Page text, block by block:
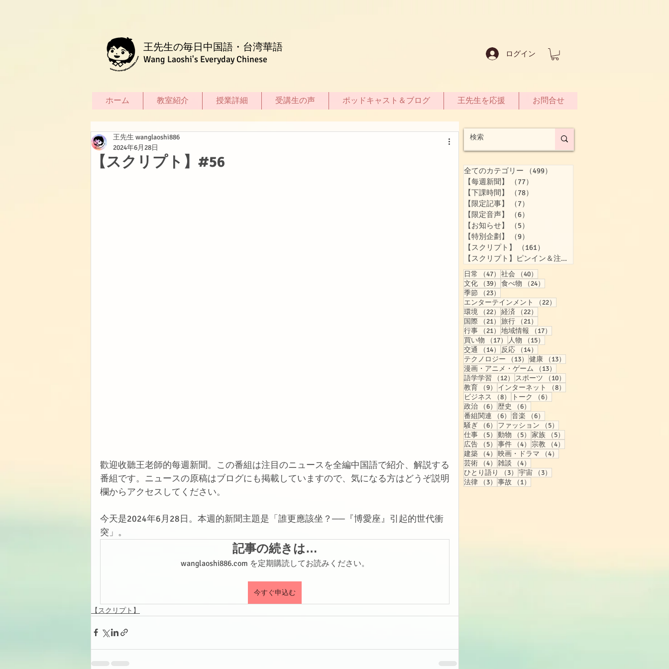
王先生の毎日中国語・台湾華語
Wang Laoshi's Everyday Chinese
ログイン
ホーム 教室紹介 授業詳細 受講生の声 ポッドキャスト＆ブログ 王先生を応援 お問合せ
【スクリプト】#56
王先生 wanglaoshi886
2024年6月28日
歡迎收聽王老師的每週新聞。この番組は注目のニュースを全編中国語で紹介、解説する
番組です。ニュースの原稿はブログにも掲載していますので、気になる方はどうぞ説明
欄からアクセスしてください。
今天是2024年6月28日。本週的新聞主題是「誰更應該坐？──『博愛座』引起的世代衝
突」。
記事の続きは…
wanglaoshi886.com を定期購読してお読みください。
今すぐ申込む
【スクリプト】
全てのカテゴリー （499）
【每週新聞】
（77）
【下課時間】
（78）
【限定記事】
（7）
【限定音声】
（6）
【お知らせ】
（5）
【特別企劃】
（9）
【スクリプト】
（161）
【スクリプト】ピンイン＆注音付き
日常 （47） 47件の記事
社会 （40）
文化
（39） 39件の記事
食べ物 （24）
季節
（23）
エンターテインメント
（22）
環境
（22） 22件の記事
経済 （22）
国際
（21） 21件の記事
旅行 （21）
行事
（21） 21件の記事
地域情報 （17）
買い物
（17） 17件の記事
人物 （15）
交通
（14） 14件の記事
反応 （14）
テクノロジー
（13） 13件の記事
健康 （13）
漫画・アニメ・ゲーム
（13）
語学学習
（12） 12件の記事
スポーツ （10）
教育
（9） 9件の記事
インターネット （8）
ビジネス
（8） 8件の記事
トーク （6）
政治
（6） 6件の記事
歴史 （6）
番組関連
（6） 6件の記事
音楽 （6）
騒ぎ
（6） 6件の記事
ファッション （5）
仕事
（5） 5件の記事
動物 （5） 5件の記事
家族 （5）
広告
（5） 5件の記事
事件 （4） 4件の記事
宗教 （4）
建築
（4） 4件の記事
映画・ドラマ （4）
芸術
（4） 4件の記事
雑談 （4）
ひとり語り
（3） 3件の記事
宇宙 （3）
法律
（3） 3件の記事
事故 （1）